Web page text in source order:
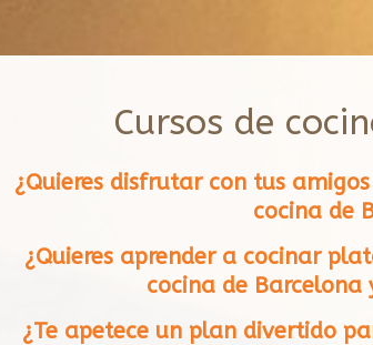
Cursos de
¿Quieres disfrutar con tus
cocina de
¿Quieres aprender a cocinar
cocina de Barcelona
¿Te apetece un plan divertido